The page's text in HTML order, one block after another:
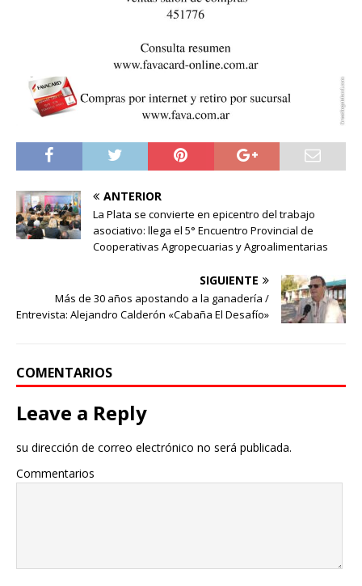
ANTERIOR
La Plata se convierte en epicentro del trabajo
asociativo: llega el 5° Encuentro Provincial de
Cooperativas Agropecuarias y Agroalimentarias
SIGUIENTE
Más de 30 años apostando a la ganadería /
Entrevista: Alejandro Calderón «Cabaña El Desafío»
COMENTARIOS
Leave a Reply
su dirección de correo electrónico no será publicada.
Commentarios